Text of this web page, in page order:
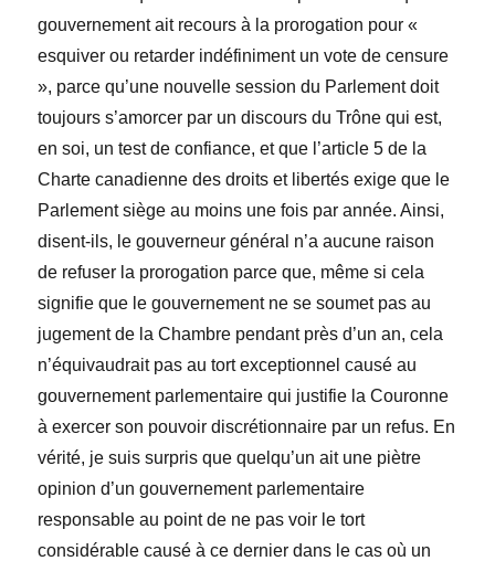
gouvernement ait recours à la prorogation pour «
esquiver ou retarder indéfiniment un vote de censure
», parce qu’une nouvelle session du Parlement doit
toujours s’amorcer par un discours du Trône qui est,
en soi, un test de confiance, et que l’article 5 de la
Charte canadienne des droits et libertés exige que le
Parlement siège au moins une fois par année. Ainsi,
disent-ils, le gouverneur général n’a aucune raison
de refuser la prorogation parce que, même si cela
signifie que le gouvernement ne se soumet pas au
jugement de la Chambre pendant près d’un an, cela
n’équivaudrait pas au tort exceptionnel causé au
gouvernement parlementaire qui justifie la Couronne
à exercer son pouvoir discrétionnaire par un refus. En
vérité, je suis surpris que quelqu’un ait une piètre
opinion d’un gouvernement parlementaire
responsable au point de ne pas voir le tort
considérable causé à ce dernier dans le cas où un